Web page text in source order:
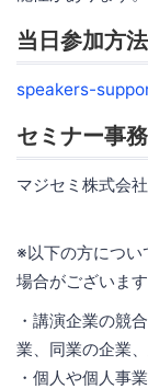
当日参加方
speakers-
セミナー事
マジセミ株式会
※以下の方につい
場合がございま
・講演企業の競
業、同業の企業
・個人や個人事